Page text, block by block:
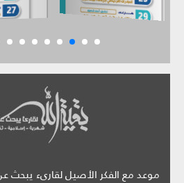
موعد مع الفكر الأصيل لقارىء يبحث